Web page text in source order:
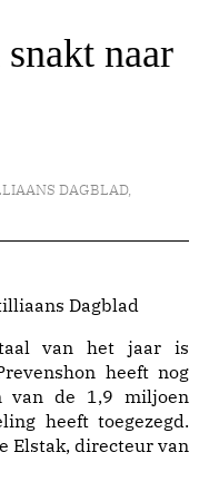
naar
DAGBLAD,
Dagblad
van het jaar is
heeft nog
van de 1,9 miljoen
heeft toegezegd.
Elstak, directeur van